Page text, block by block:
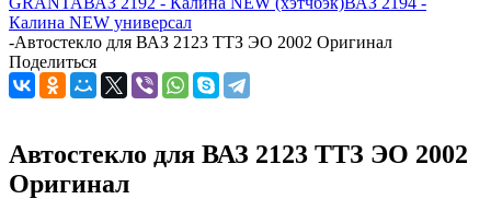
Калина NEW универсал
-Автостекло для ВАЗ 2123 ТТЗ ЭО 2002 Оригинал
Поделиться
Автостекло для ВАЗ 2123 ТТЗ ЭО 2002
Оригинал